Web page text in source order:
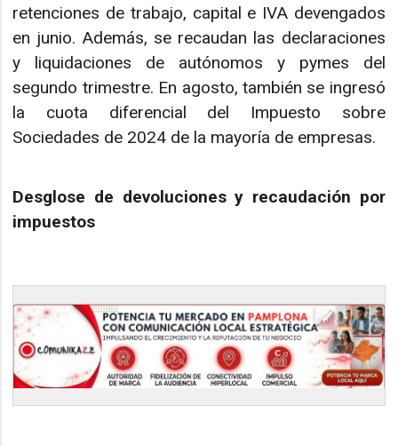
retenciones de trabajo, capital e IVA devengados
en junio. Además, se recaudan las declaraciones
y liquidaciones de autónomos y pymes del
segundo trimestre. En agosto, también se ingresó
la cuota diferencial del Impuesto sobre
Sociedades de 2024 de la mayoría de empresas.
Desglose de devoluciones y recaudación por
impuestos